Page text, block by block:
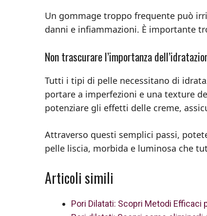
Un gommage troppo frequente può
danni e infiammazioni. È importante
Non trascurare l’importanza
Tutti i tipi di pelle necessitano di
portare a imperfezioni e una texture
potenziare gli effetti delle creme,
Attraverso questi semplici passi,
pelle liscia, morbida e luminosa che
Articoli simili
Pori Dilatati: Scopri Metodi Efficaci